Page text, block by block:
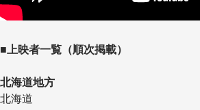
■上映者一覧（順次掲載）
北海道地方
北海道